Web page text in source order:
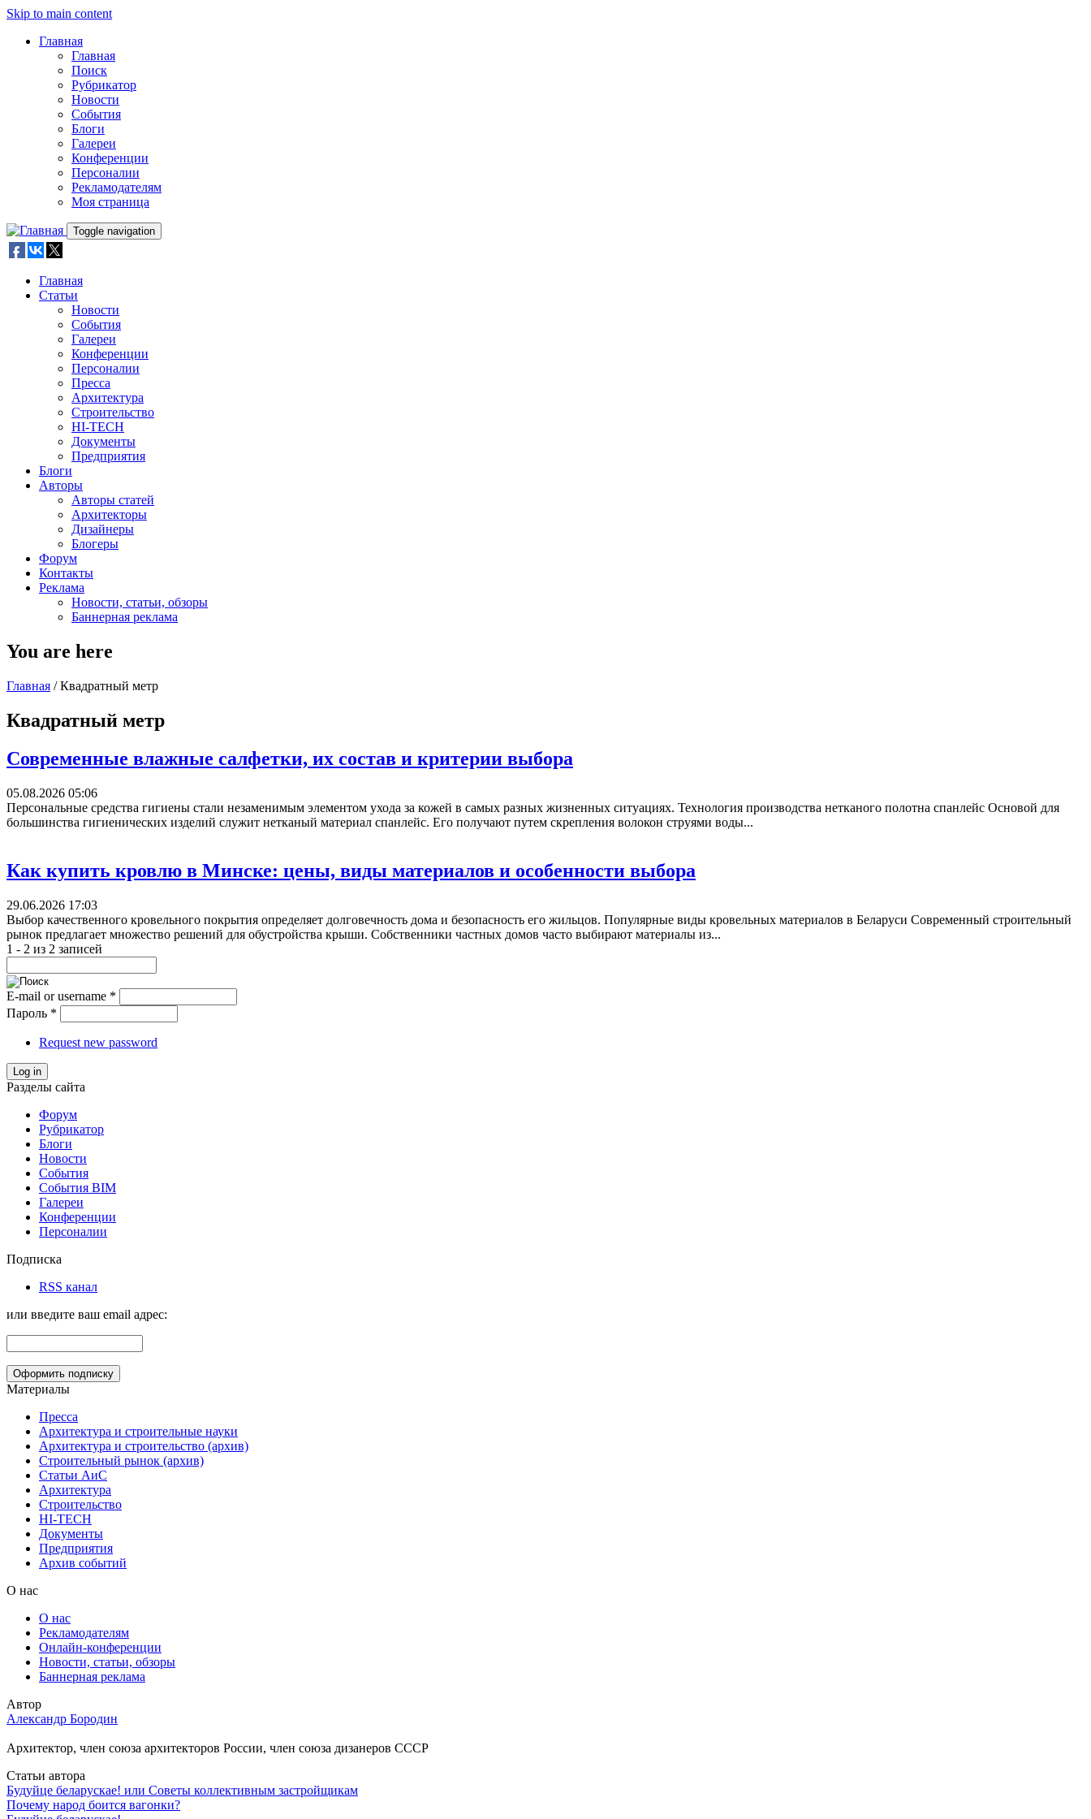
Skip to main content
Главная
Главная
Поиск
Рубрикатор
Новости
События
Блоги
Галереи
Конференции
Персоналии
Рекламодателям
Моя страница
Toggle navigation
Главная
Статьи
Новости
События
Галереи
Конференции
Персоналии
Пресса
Архитектура
Строительство
HI-TECH
Документы
Предприятия
Блоги
Авторы
Авторы статей
Архитекторы
Дизайнеры
Блогеры
Форум
Контакты
Реклама
Новости, статьи, обзоры
Баннерная реклама
You are here
Главная / Квадратный метр
Квадратный метр
Современные влажные салфетки, их состав и критерии выбора
05.08.2026 05:06
Персональные средства гигиены стали незаменимым элементом ухода за кожей в самых разных жизненных ситуациях. Технология производства нетканого полотна спанлейс Основой для
большинства гигиенических изделий служит нетканый материал спанлейс. Его получают путем скрепления волокон струями воды...
Как купить кровлю в Минске: цены, виды материалов и особенности выбора
29.06.2026 17:03
Выбор качественного кровельного покрытия определяет долговечность дома и безопасность его жильцов. Популярные виды кровельных материалов в Беларуси Современный строительный
рынок предлагает множество решений для обустройства крыши. Собственники частных домов часто выбирают материалы из...
1 - 2 из 2 записей
E-mail or username *
Пароль *
Request new password
Log in
Разделы сайта
Форум
Рубрикатор
Блоги
Новости
События
События BIM
Галереи
Конференции
Персоналии
Подписка
RSS канал
или введите ваш email адрес:
Материалы
Пресса
Архитектура и строительные науки
Архитектура и строительство (архив)
Строительный рынок (архив)
Статьи АиС
Архитектура
Строительство
HI-TECH
Документы
Предприятия
Архив событий
О нас
О нас
Рекламодателям
Онлайн-конференции
Новости, статьи, обзоры
Баннерная реклама
Автор
Александр Бородин
Архитектор, член союза архитекторов России, член союза дизанеров СССР
Статьи автора
Будуйце беларускае! или Советы коллективным застройщикам
Почему народ боится вагонки?